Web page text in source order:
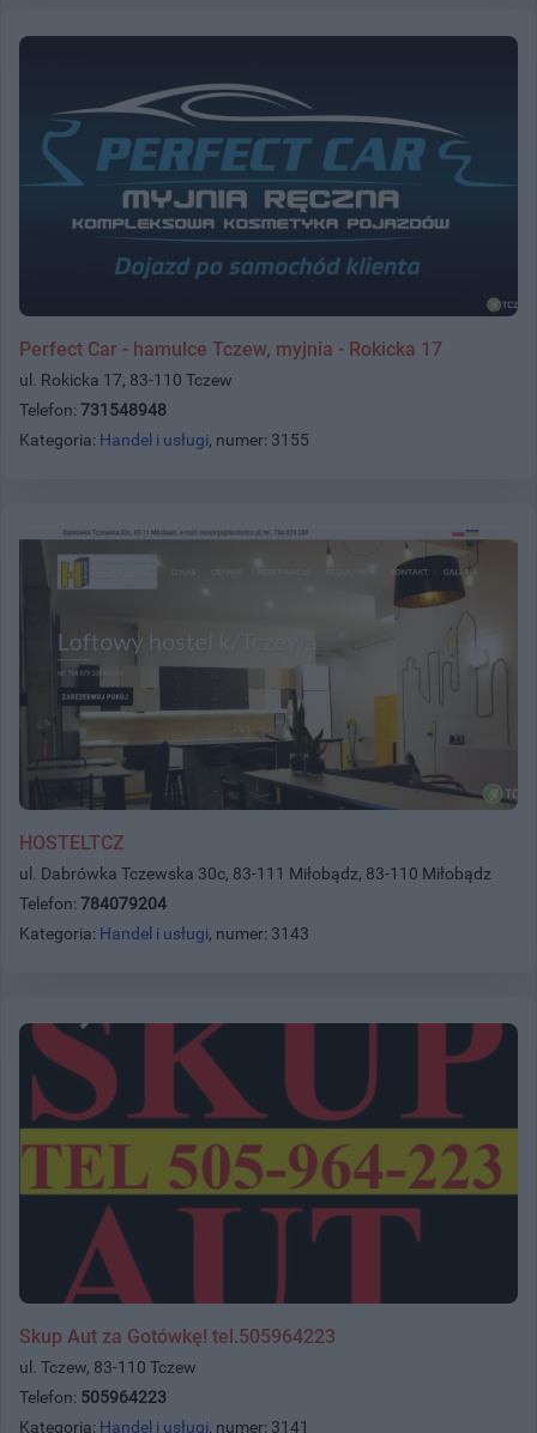
Perfect Car - hamulce Tczew, myjnia - Rokicka 17
ul. Rokicka 17, 83-110 Tczew
Telefon: 731548948
Kategoria: Handel i usługi, numer: 3155
HOSTELTCZ
ul. Dabrówka Tczewska 30c, 83-111 Miłobądz, 83-110 Miłobądz
Telefon: 784079204
Kategoria: Handel i usługi, numer: 3143
Skup Aut za Gotówkę! tel.505964223
ul. Tczew, 83-110 Tczew
Telefon: 505964223
Kategoria: Handel i usługi, numer: 3141